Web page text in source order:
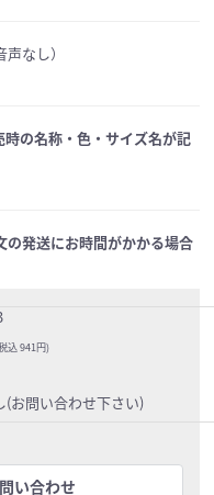
なし）
の名称・色・サイズ名が記
の発送にお時間がかかる場合
込 941円)
(お問い合わせ下さい)
い合わせ